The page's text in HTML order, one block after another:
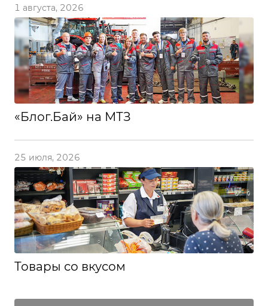
1 августа, 2026
«Блог.Бай» на МТЗ
25 июля, 2026
Товары со вкусом